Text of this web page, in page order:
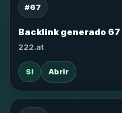
#67
Backlink generado 67
222.at
SI Abrir